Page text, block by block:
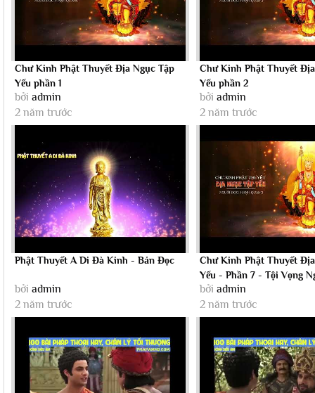
Chư Kinh Phật Thuyết Địa Ngục Tập
Yếu phần 1
bởi admin
2 năm trước
Chư Kinh Phật Thuyết
Yếu phần 2
bởi admin
2 năm trước
Phật Thuyết A Di Đà Kinh - Bản Đọc
bởi admin
2 năm trước
Chư Kinh Phật Thuyết
Yếu - Phần 7 - Tội Vọng
bởi admin
2 năm trước